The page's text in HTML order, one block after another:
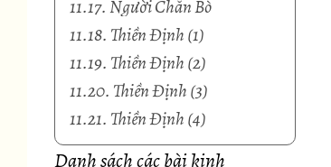
11.17. Người Chăn Bò
11.18. Thiền Định (1)
11.19. Thiền Định (2)
11.20. Thiền Định (3)
11.21. Thiền Định (4)
Danh sách các bài kinh